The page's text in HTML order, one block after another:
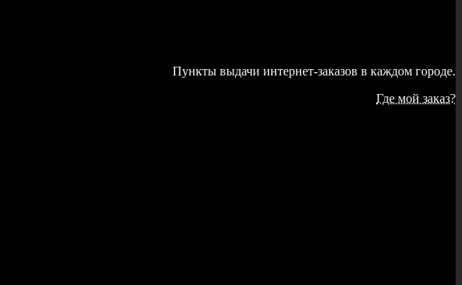
Пункты выдачи интернет-заказов в каждом городе.
Где мой заказ?